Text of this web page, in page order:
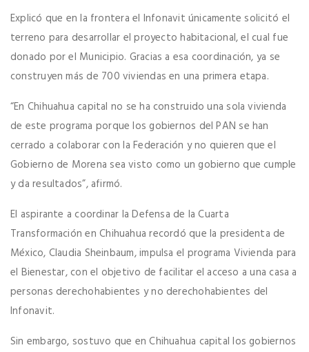
Explicó que en la frontera el Infonavit únicamente solicitó el
terreno para desarrollar el proyecto habitacional, el cual fue
donado por el Municipio. Gracias a esa coordinación, ya se
construyen más de 700 viviendas en una primera etapa.
“En Chihuahua capital no se ha construido una sola vivienda
de este programa porque los gobiernos del PAN se han
cerrado a colaborar con la Federación y no quieren que el
Gobierno de Morena sea visto como un gobierno que cumple
y da resultados”, afirmó.
El aspirante a coordinar la Defensa de la Cuarta
Transformación en Chihuahua recordó que la presidenta de
México, Claudia Sheinbaum, impulsa el programa Vivienda para
el Bienestar, con el objetivo de facilitar el acceso a una casa a
personas derechohabientes y no derechohabientes del
Infonavit.
Sin embargo, sostuvo que en Chihuahua capital los gobiernos